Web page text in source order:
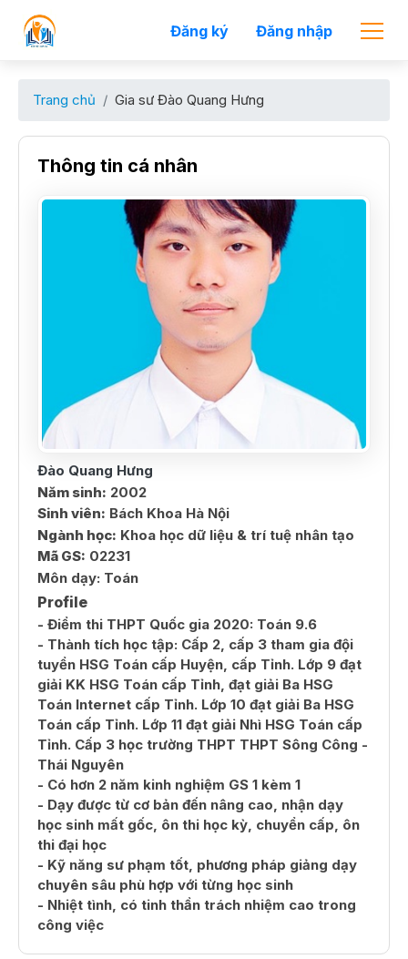
Đăng ký Đăng nhập
Trang chủ Gia sư Đào Quang Hưng
Thông tin cá nhân
Đào Quang Hưng
Năm sinh: 2002
Sinh viên: Bách Khoa Hà Nội
Ngành học: Khoa học dữ liệu & trí tuệ nhân tạo
Mã GS: 02231
Môn dạy: Toán
Profile
- Điểm thi THPT Quốc gia 2020: Toán 9.6
- Thành tích học tập: Cấp 2, cấp 3 tham gia đội
tuyển HSG Toán cấp Huyện, cấp Tỉnh. Lớp 9 đạt
giải KK HSG Toán cấp Tỉnh, đạt giải Ba HSG
Toán Internet cấp Tỉnh. Lớp 10 đạt giải Ba HSG
Toán cấp Tỉnh. Lớp 11 đạt giải Nhì HSG Toán cấp
Tỉnh. Cấp 3 học trường THPT THPT Sông Công -
Thái Nguyên
- Có hơn 2 năm kinh nghiệm GS 1 kèm 1
- Dạy được từ cơ bản đến nâng cao, nhận dạy
học sinh mất gốc, ôn thi học kỳ, chuyển cấp, ôn
thi đại học
- Kỹ năng sư phạm tốt, phương pháp giảng dạy
chuyên sâu phù hợp với từng học sinh
- Nhiệt tình, có tinh thần trách nhiệm cao trong
công việc